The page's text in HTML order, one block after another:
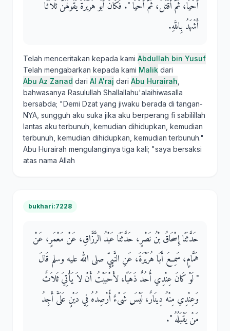
أُحْيَا، ثُمَّ أُقْتَلُ، ثُمَّ أُحْيَا ‏"‏‏.‏ فَكَانَ أَبُو هُرَيْرَةَ يَقُولُهُنَّ ثَلاَثًا
أَشْهَدُ بِاللَّهِ‏.‏
Telah menceritakan kepada kami Abdullah bin Yusuf
Telah mengabarkan kepada kami Malik dari
Abu Az Zanad dari Al A'raj dari Abu Hurairah
bahwasanya Rasulullah Shallallahu'alaihiwasalla
bersabda; "Demi Dzat yang jiwaku berada di tangan-
NYA, sungguh aku suka jika aku berperang fi sabilillah
lantas aku terbunuh, kemudian dihidupkan, kemudian
terbunuh, kemudian dihidupkan, kemudian terbunuh."
Abu Hurairah mengulanginya tiga kali; "saya bersaksi
atas nama Allah
bukhari:7228
حَدَّثَنَا إِسْحَاقُ بْنُ نَصْرٍ، حَدَّثَنَا عَبْدُ الرَّزَّاقِ، عَنْ مَعْمَرٍ، عَنْ
هَمَّامٍ، سَمِعَ أَبَا هُرَيْرَةَ، عَنِ النَّبِيِّ صلى الله عليه وسلم قَالَ ‏
"‏ لَوْ كَانَ عِنْدِي أُحُدٌ ذَهَبًا، لأَحْبَبْتُ أَنْ لاَ يَأْتِيَ ثَلاَثٌ
وَعِنْدِي مِنْهُ دِينَارٌ، لَيْسَ شَىْءٌ أُرْصِدُهُ فِي دَيْنٍ عَلَىَّ أَجِدُ
مَنْ يَقْبَلُهُ ‏"‏‏.‏